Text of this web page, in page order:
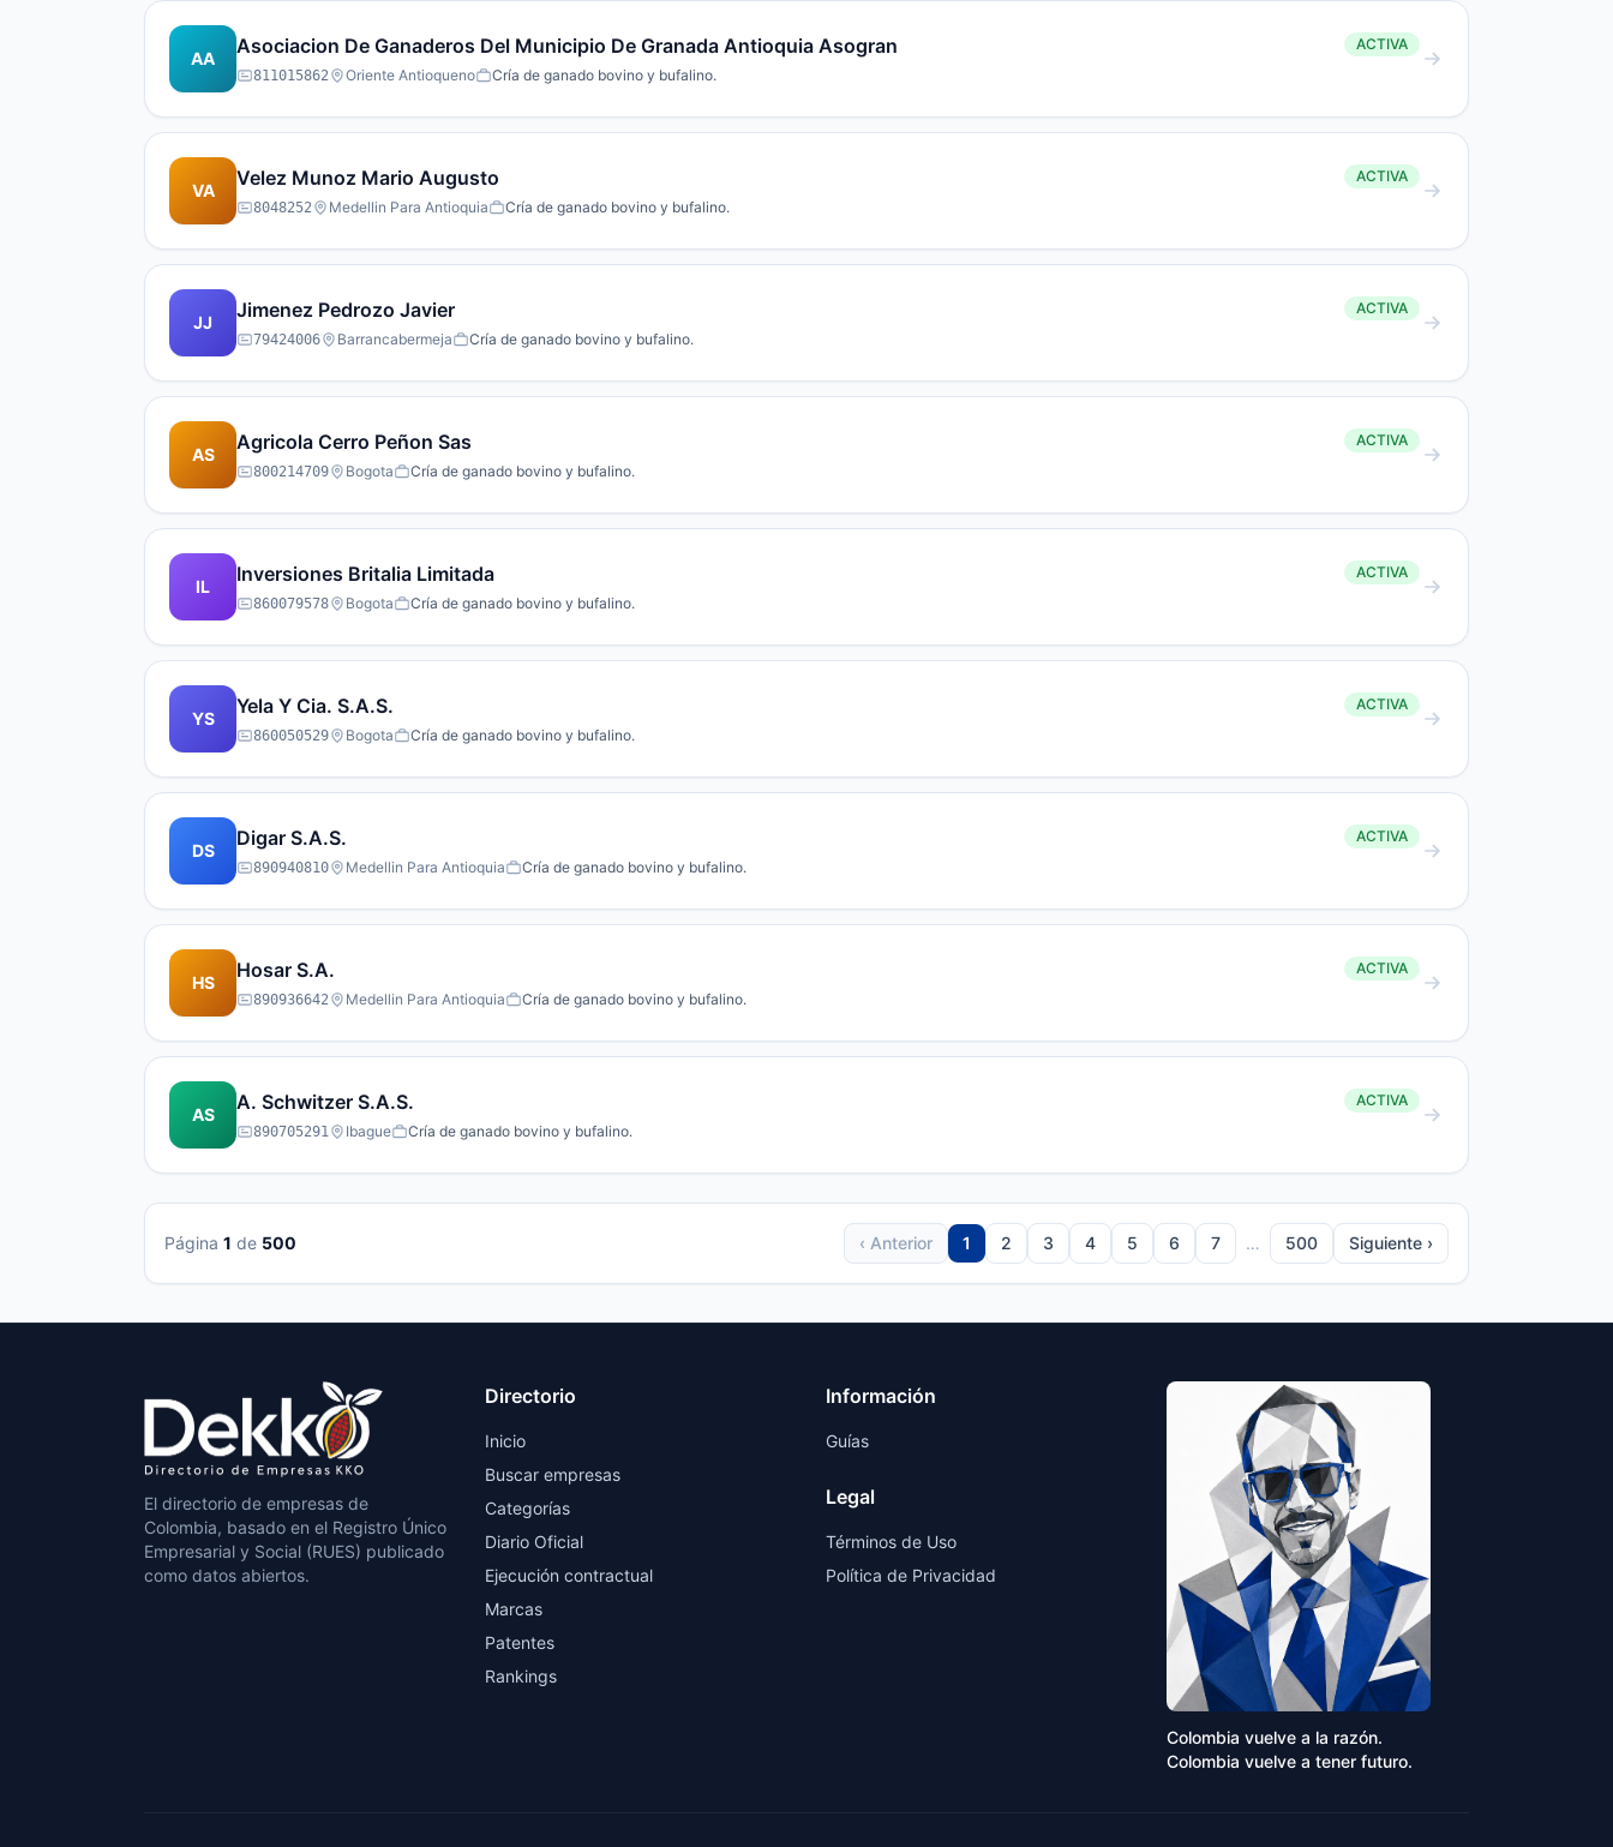
AA
Asociacion De Ganaderos Del Municipio De Granada Antioquia Asogran ACTIVA
811015862 Oriente Antioqueno Cría de ganado bovino y bufalino.
VA
Velez Munoz Mario Augusto ACTIVA
8048252 Medellin Para Antioquia Cría de ganado bovino y bufalino.
JJ
Jimenez Pedrozo Javier ACTIVA
79424006 Barrancabermeja Cría de ganado bovino y bufalino.
AS
Agricola Cerro Peñon Sas ACTIVA
800214709 Bogota Cría de ganado bovino y bufalino.
IL
Inversiones Britalia Limitada ACTIVA
860079578 Bogota Cría de ganado bovino y bufalino.
YS
Yela Y Cia. S.A.S. ACTIVA
860050529 Bogota Cría de ganado bovino y bufalino.
DS
Digar S.A.S. ACTIVA
890940810 Medellin Para Antioquia Cría de ganado bovino y bufalino.
HS
Hosar S.A. ACTIVA
890936642 Medellin Para Antioquia Cría de ganado bovino y bufalino.
AS
A. Schwitzer S.A.S. ACTIVA
890705291 Ibague Cría de ganado bovino y bufalino.
Página 1 de 500 ‹ Anterior 1 2 3 4 5 6 7 … 500 Siguiente ›
El directorio de empresas de
Colombia, basado en el Registro Único
Empresarial y Social (RUES) publicado
como datos abiertos.
Directorio
Inicio
Buscar empresas
Categorías
Diario Oficial
Ejecución contractual
Marcas
Patentes
Rankings
Información
Guías
Legal
Términos de Uso
Política de Privacidad
Colombia vuelve a la razón.
Colombia vuelve a tener futuro.